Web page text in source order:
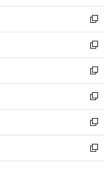
開
く
ウ
で
開
く
ン
ド
ウ
で
開
く
ウ
ィ
ン
ド
ウ
で
開
く
新
し
い
ウ
ィ
ン
ド
ウ
で
開
く
新
し
い
ウ
ィ
ン
ド
ウ
で
開
新
し
い
ウ
ィ
ン
ド
ウ
新
し
い
ウ
ィ
ン
新
し
い
ウ
新
し